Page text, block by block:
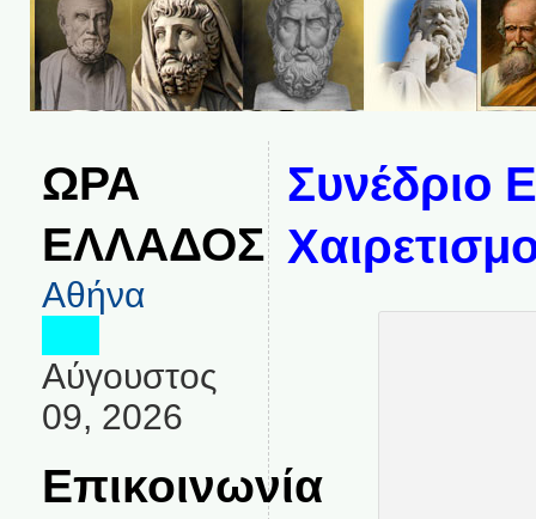
ΩΡΑ
ΕΛΛΑΔΟΣ
Αθήνα
Αύγουστος
09, 2026
Επικοινωνία
Συνέδριο